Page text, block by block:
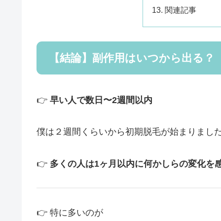
関連記事
【結論】副作用はいつから出る？
👉 早い人で数日〜2週間以内
僕は２週間くらいから初期脱毛が始まりまし
👉 多くの人は1ヶ月以内に何かしらの変化を
👉 特に多いのが